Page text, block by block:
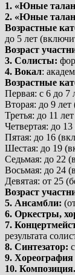
1. «Юные
2. «Юные
Возрастные
до 5 лет
Возраст
3. Солисты:
4. Вокал:
Возрастные
Первая: с 6 до 7
Вторая: до 9
Третья: до 11
Четвертая: до
Пятая: до 16
Шестая: до 19
Седьмая: до 22
Восьмая: до 24
Девятая: от 25
Возраст
5. Ансамбли:
6. Оркестры,
7.
результата
8. Синтезатор:
9. Хореография
10. Композиция.